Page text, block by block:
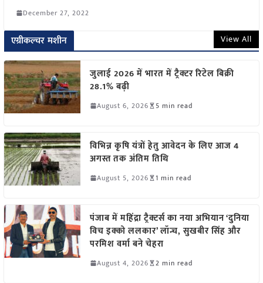
December 27, 2022
एग्रीकल्चर मशीन View All
जुलाई 2026 में भारत में ट्रैक्टर रिटेल बिक्री
28.1% बढ़ी
August 6, 2026 5 min read
विभिन्न कृषि यंत्रों हेतु आवेदन के लिए आज 4
अगस्त तक अंतिम तिथि
August 5, 2026 1 min read
पंजाब में महिंद्रा ट्रैक्टर्स का नया अभियान ‘दुनिया
विच इक्को ललकार’ लॉन्च, सुखबीर सिंह और
परमिश वर्मा बने चेहरा
August 4, 2026 2 min read